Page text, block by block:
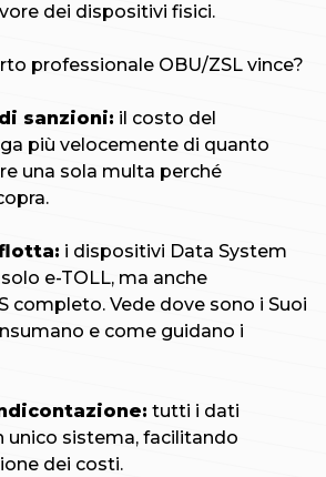
dei dispositivi fisici.
professionale OBU/ZSL vince?
sanzioni: il costo del
più velocemente di quanto
una sola multa perché
i dispositivi Data System
e-TOLL, ma anche
completo. Vede dove sono i Suoi
e come guidano i
tutti i dati
unico sistema, facilitando
dei costi.